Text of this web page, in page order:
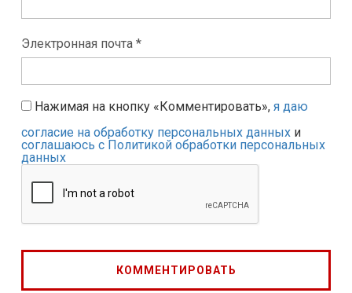
Электронная почта *
Нажимая на кнопку «Комментировать», я даю
согласие на обработку персональных данных и
соглашаюсь с Политикой обработки персональных
данных